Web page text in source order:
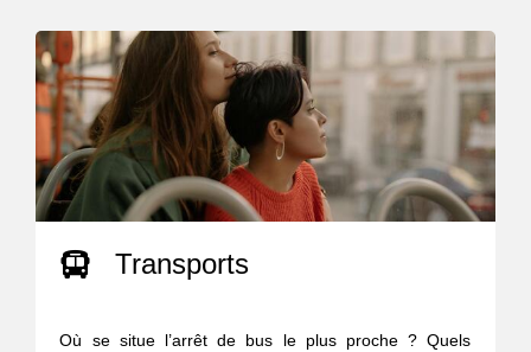
Transports
Où se situe l’arrêt de bus le plus proche ? Quels